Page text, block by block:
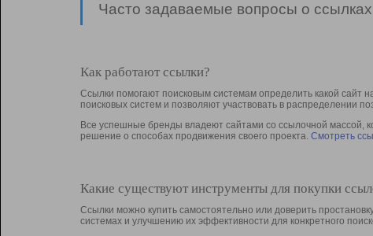
Часто задаваемые вопросы о
Как работают ссылки?
Ссылки помогают поисковым системам определить какой сайт
поисковых систем и позволяют участвовать в раcпределении
Все успешные бренды владеют сайтами со ссылочной массой,
решение о способах продвижения своего проекта. Смотреть
Какие существуют инструменты для покупки
Ссылки можно купить самостоятельно или доверить
системах и улучшению их эффективности для конкретного